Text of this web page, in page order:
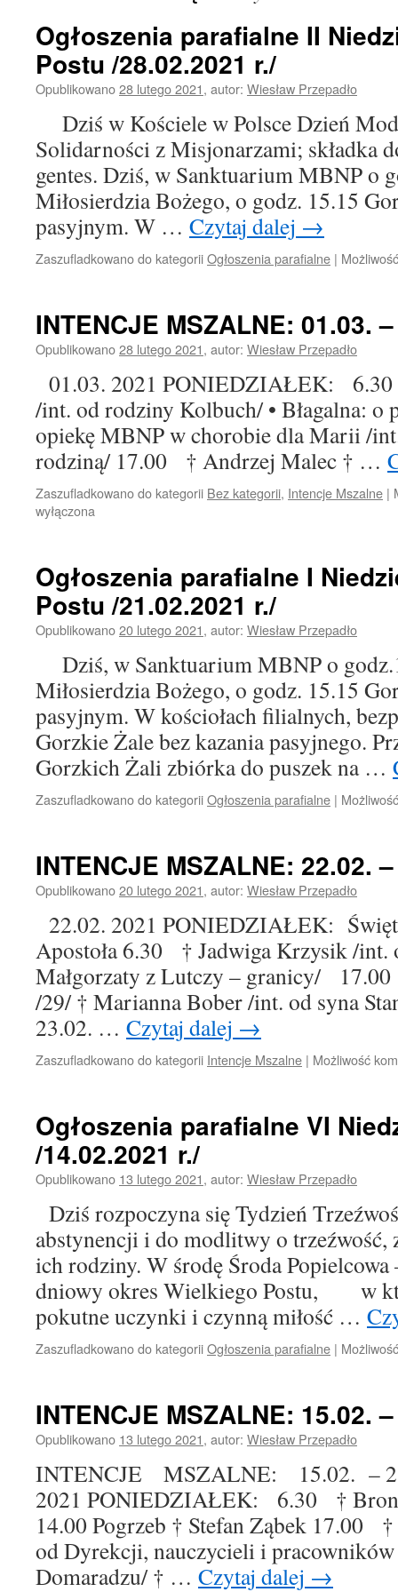
Ogłoszenia parafialne II
Postu /28.02.2021 r./
Opublikowano28 lutego 2021, autor: Wiesław Przepadło
Dziś w Kościele w Polsce Dzień
Solidarności z Misjonarzami; składka
gentes. Dziś, w Sanktuarium MBNP o
Miłosierdzia Bożego, o godz. 15.15
pasyjnym. W … Czytaj dalej →
Zaszufladkowano do kategoriiOgłoszenia parafialne |
INTENCJE MSZALNE: 01.03.
Opublikowano28 lutego 2021, autor: Wiesław Przepadło
01.03. 2021 PONIEDZIAŁEK:
/int. od rodziny Kolbuch/ • Błagalna: o
opiekę MBNP w chorobie dla Marii /
rodziną/ 17.00 † Andrzej Malec † …
Zaszufladkowano do kategorii Bez kategorii, Intencje Mszalne |
wyłączona
Ogłoszenia parafialne I
Postu /21.02.2021 r./
Opublikowano20 lutego 2021, autor: Wiesław Przepadło
Dziś, w Sanktuarium MBNP o
Miłosierdzia Bożego, o godz. 15.15
pasyjnym. W kościołach filialnych,
Gorzkie Żale bez kazania pasyjnego.
Gorzkich Żali zbiórka do puszek na …
Zaszufladkowano do kategoriiOgłoszenia parafialne |
INTENCJE MSZALNE: 22.02.
Opublikowano20 lutego 2021, autor: Wiesław Przepadło
22.02. 2021 PONIEDZIAŁEK:
Apostoła 6.30 † Jadwiga Krzysik /int.
Małgorzaty z Lutczy – granicy/
/29/ † Marianna Bober /int. od syna
23.02. … Czytaj dalej →
Zaszufladkowano do kategorii Intencje Mszalne | Możliwość
Ogłoszenia parafialne VI
/14.02.2021 r./
Opublikowano 13 lutego 2021, autor: Wiesław Przepadło
Dziś rozpoczyna się Tydzień
abstynencji i do modlitwy o trzeźwość,
ich rodziny. W środę Środa
dniowy okres Wielkiego Postu, w
pokutne uczynki i czynną miłość …
Zaszufladkowano do kategoriiOgłoszenia parafialne |
INTENCJE MSZALNE: 15.02.
Opublikowano 13 lutego 2021, autor: Wiesław Przepadło
INTENCJE MSZALNE: 15.02. –
2021 PONIEDZIAŁEK: 6.30 †
14.00 Pogrzeb † Stefan Ząbek 17.00
od Dyrekcji, nauczycieli i
Domaradzu/ † … Czytaj dalej →